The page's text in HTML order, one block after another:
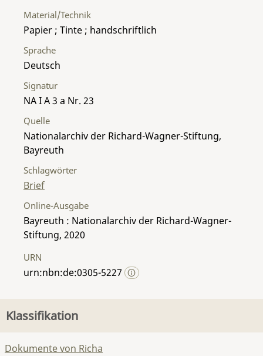
Material/Technik
Papier ; Tinte ; handschriftlich
Sprache
Deutsch
Signatur
NA I A 3 a Nr. 23
Quelle
Nationalarchiv der Richard-Wagner-Stiftung,
Bayreuth
Schlagwörter
Brief
Online-Ausgabe
Bayreuth : Nationalarchiv der Richard-Wagner-
Stiftung, 2020
URN
urn:nbn:de:0305-5227
Klassifikation
Dokumente von Richa